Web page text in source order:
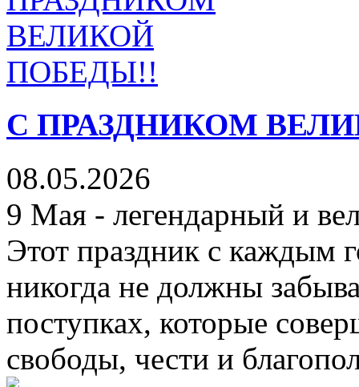
С ПРАЗДНИКОМ
08.05.2026
9 Мая - легендарный и
Этот праздник с каждым
никогда не должны
поступках, которые
свободы, чести и